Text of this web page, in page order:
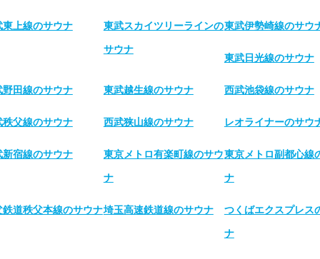
東上線のサウナ 東武スカイツリーラインの
サウナ
東武伊勢崎線のサウ
東武日光線のサウナ
野田線のサウナ 東武越生線のサウナ 西武池袋線のサウナ
秩父線のサウナ 西武狭山線のサウナ レオライナーのサウ
新宿線のサウナ 東京メトロ有楽町線のサウ
ナ
東京メトロ副都心線
ナ
鉄道秩父本線のサウナ埼玉高速鉄道線のサウナ つくばエクスプレス
ナ